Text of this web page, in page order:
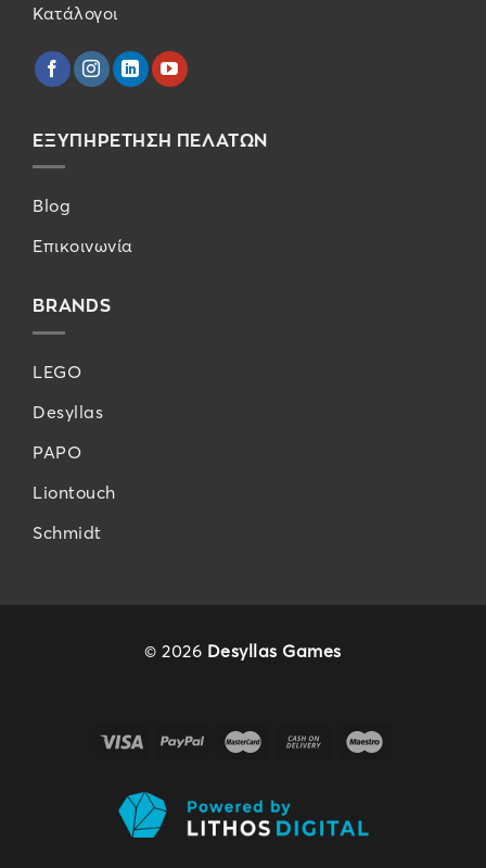
Κατάλογοι
ΕΞΥΠΗΡΕΤΗΣΗ ΠΕΛΑΤΩΝ
Blog
Επικοινωνία
BRANDS
LEGO
Desyllas
PAPO
Liontouch
Schmidt
© 2026 Desyllas Games